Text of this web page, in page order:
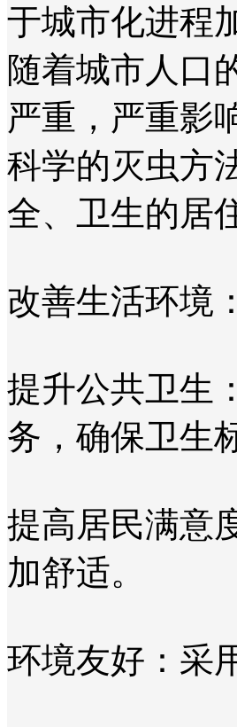
于城市化进程
随着城市人口
严重，严重影
科学的灭虫方
全、卫生的居
改善生活环境
提升公共卫生
务，确保卫生
提高居民满意
加舒适。
环境友好：采